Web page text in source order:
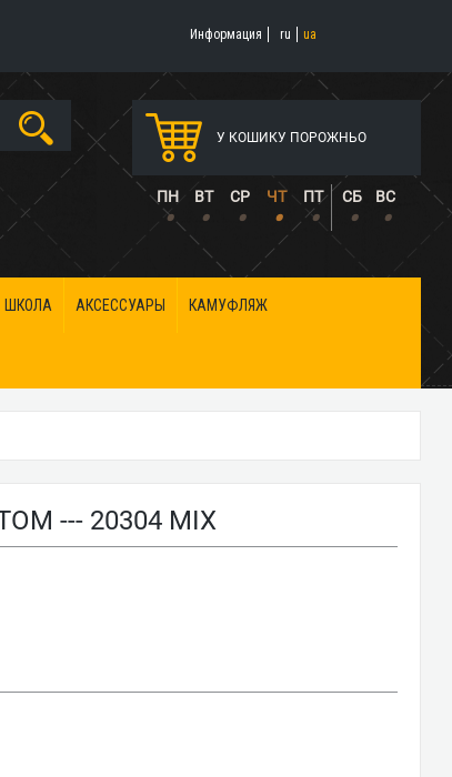
Информация ru ua
У КОШИКУ ПОРОЖНЬО
ПН ВТ СР ЧТ ПТ СБ ВС
• • • • • • •
ШКОЛА АКСЕССУАРЫ КАМУФЛЯЖ
--- 20304 MIX